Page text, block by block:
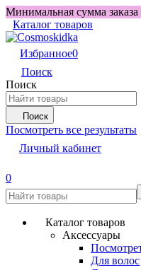
Минимальная сумма заказа
Каталог товаров
Избранное0
Поиск
Поиск
Поиск
Посмотреть все результаты
Личный кабинет
0
Каталог товаров
Аксессуары
Для волос